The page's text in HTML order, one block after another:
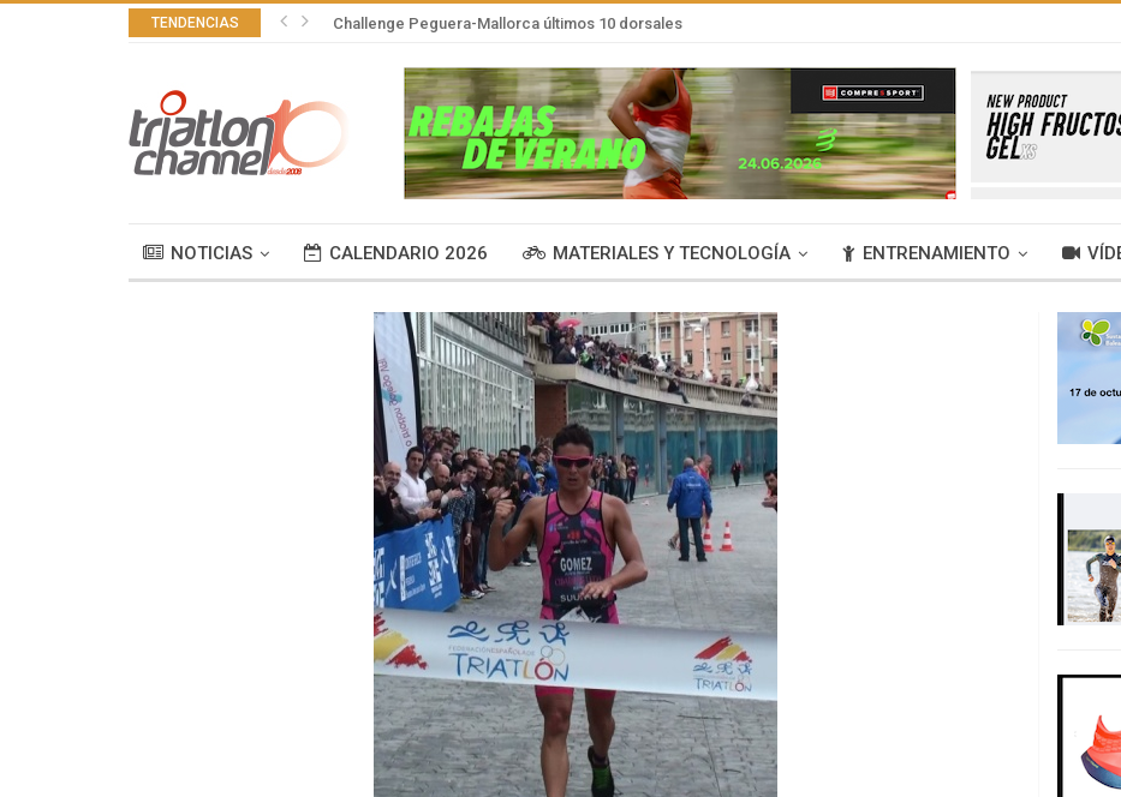
TENDENCIAS Challenge Peguera-Mallorca últimos 10 dorsales
NOTICIAS CALENDARIO 2026 MATERIALES Y TECNOLOGÍA ENTRENAMIENTO